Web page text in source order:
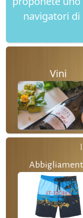
navigatori
Vini